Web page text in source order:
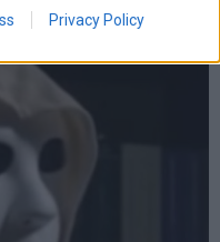
Privacy Policy